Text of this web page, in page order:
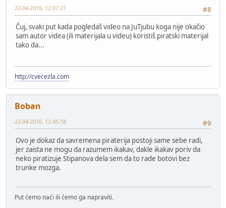
#8
22-04-2016, 12:07:21
Čuj, svaki put kada pogledaš video na JuTjubu koga nije okačio
sam autor videa (ili materijala u videu) koristiš piratski materijal
tako da...
http://cvecezla.com
Boban
#9
22-04-2016, 12:45:18
Ovo je dokaz da savremena piraterija postoji same sebe radi,
jer zaista ne mogu da razumem ikakav, dakle ikakav poriv da
neko piratizuje Stipanova dela sem da to rade botovi bez
trunke mozga.
Put ćemo naći ili ćemo ga napraviti.